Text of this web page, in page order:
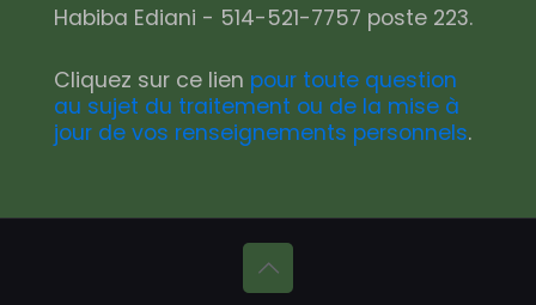
Habiba Ediani - 514-521-7757 poste 223.
Cliquez sur ce lien pour toute question
au sujet du traitement ou de la mise à
jour de vos renseignements personnels.